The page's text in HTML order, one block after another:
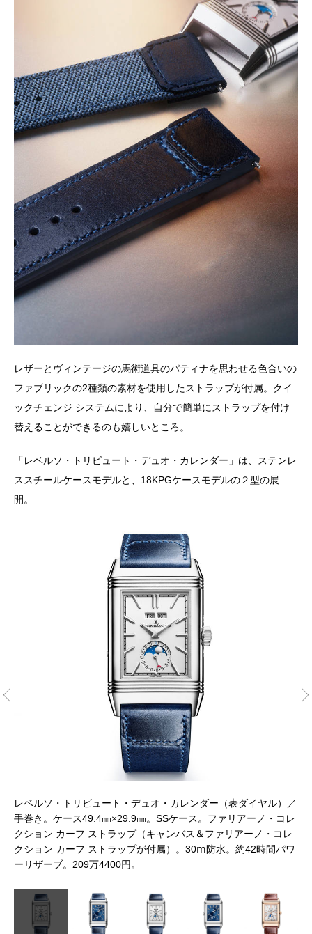
レザーとヴィンテージの馬術道具のパティナを思わせる色合いの
ファブリックの2種類の素材を使用したストラップが付属。クイ
ックチェンジ システムにより、自分で簡単にストラップを付け
替えることができるのも嬉しいところ。
「レベルソ・トリビュート・デュオ・カレンダー」は、ステンレ
ススチールケースモデルと、18KPGケースモデルの２型の展
開。
レベルソ・トリビュート・デュオ・カレンダー（表ダイヤル）／
手巻き。ケース49.4㎜×29.9㎜。SSケース。ファリアーノ・コレ
クション カーフ ストラップ（キャンバス＆ファリアーノ・コレ
クション カーフ ストラップが付属）。30ⅿ防水。約42時間パワ
ーリザーブ。209万4400円。